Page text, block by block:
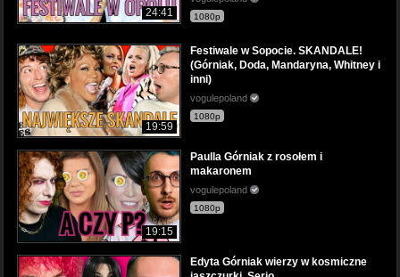
24:41 1080p
19:59
Festiwale w Sopocie. SKANDALE!
(Górniak, Doda, Mandaryna, Whitney i
inni)
vogulepoland
1080p
19:15
Paulla Górniak z rosołem i
makaronem
vogulepoland
1080p
Edyta Górniak wierzy w kosmiczne